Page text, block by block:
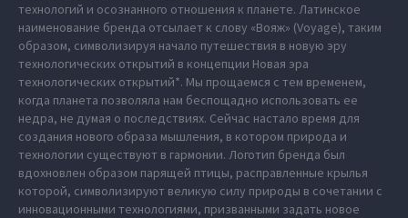
технологий и осознанного отношения к планете. Латинское
наименование бренда отсылает к слову «Вояж» (Voyage), таким
образом, символизируя начало путешествия в новую эру
технологических открытий в концепции Новая эра
технологических открытий*. Мы прощаемся с тем временем,
когда планета позволяла нам беспощадно использовать ее
недра, не думая о последствиях. Сейчас настало время для
создания нового образа мышления, в котором природа и
технологии существуют в гармонии. Логотип бренда был
вдохновлен образом парящей птицы, расправленные крылья
которой, символизируют великую силу природы в сочетании с
инновационными технологиями, призванными задать новое